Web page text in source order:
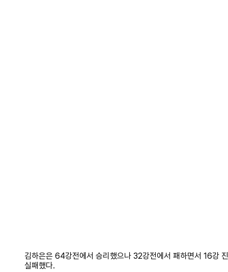
김하은은 64강전에서 승리했으나 32강전에서 패하면서 16강
실패했다.